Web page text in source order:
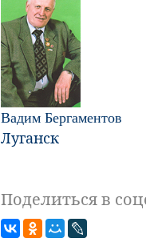
Вадим Бергаментов
Луганск
Поделиться в